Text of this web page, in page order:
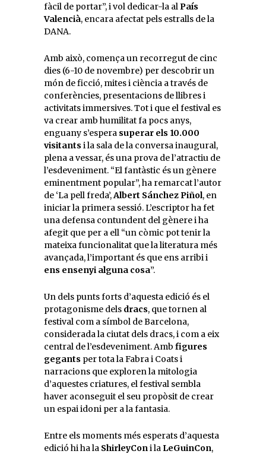
fàcil de portar”, i vol dedicar-la al País
Valencià, encara afectat pels estralls de la
DANA.
Amb això, comença un recorregut de cinc
dies (6-10 de novembre) per descobrir un
món de ficció, mites i ciència a través de
conferències, presentacions de llibres i
activitats immersives. Tot i que el festival es
va crear amb humilitat fa pocs anys,
enguany s’espera superar els 10.000
visitants i la sala de la conversa inaugural,
plena a vessar, és una prova de l’atractiu de
l’esdeveniment. “El fantàstic és un gènere
eminentment popular”, ha remarcat l’autor
de ‘La pell freda’,Albert Sánchez Piñol, en
iniciar la primera sessió. L’escriptor ha fet
una defensa contundent del gènere i ha
afegit que per a ell “un còmic pot tenir la
mateixa funcionalitat que la literatura més
avançada, l’important és que ens arribi i
ens ensenyi alguna cosa”.
Un dels punts forts d’aquesta edició és el
protagonisme dels dracs, que tornen al
festival com a símbol de Barcelona,
considerada la ciutat dels dracs, i com a eix
central de l’esdeveniment. Amb figures
gegants per tota la Fabra i Coats i
narracions que exploren la mitologia
d’aquestes criatures, el festival sembla
haver aconseguit el seu propòsit de crear
un espai idoni per a la fantasia.
Entre els moments més esperats d’aquesta
edició hi ha la ShirleyCon i la LeGuinCon,